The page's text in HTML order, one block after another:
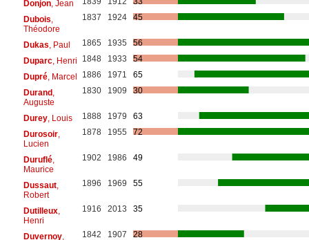
Donjon, Jean
Dubois
Théodore
1837 1924 45
Dukas , Paul 1865 1935
56
Duparc, Henri 1848 1933
54
Dupré, Marcel 1886 1971
65
Durand,
Auguste
1830 1909 30
Durey, Louis 1888 1979
63
Durosoir,
Lucien
1878 1955 72
Duruflé,
Maurice
1902 1986 49
Dussaut,
Robert
1896 1969 55
Dutilleux,
Henri
1916 2013 35
Duvernoy, 1842 1907 28